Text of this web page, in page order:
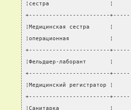
¦сестра                  ¦
+------------------------
¦Медицинская сестра
¦операционная
+------------------------
¦Фельдшер-лаборант
+------------------------
¦Медицинский
+------------------------
¦Санитарка